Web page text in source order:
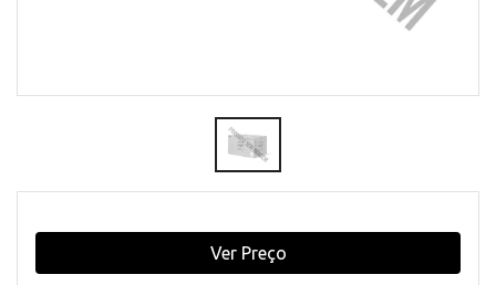
Ver Preço